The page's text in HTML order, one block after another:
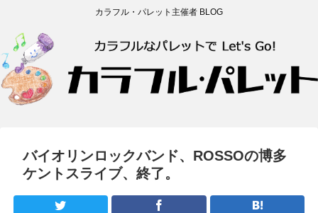
カラフル・パレット主催者 BLOG
バイオリンロックバンド、ROSSOの博多
ケントスライブ、終了。